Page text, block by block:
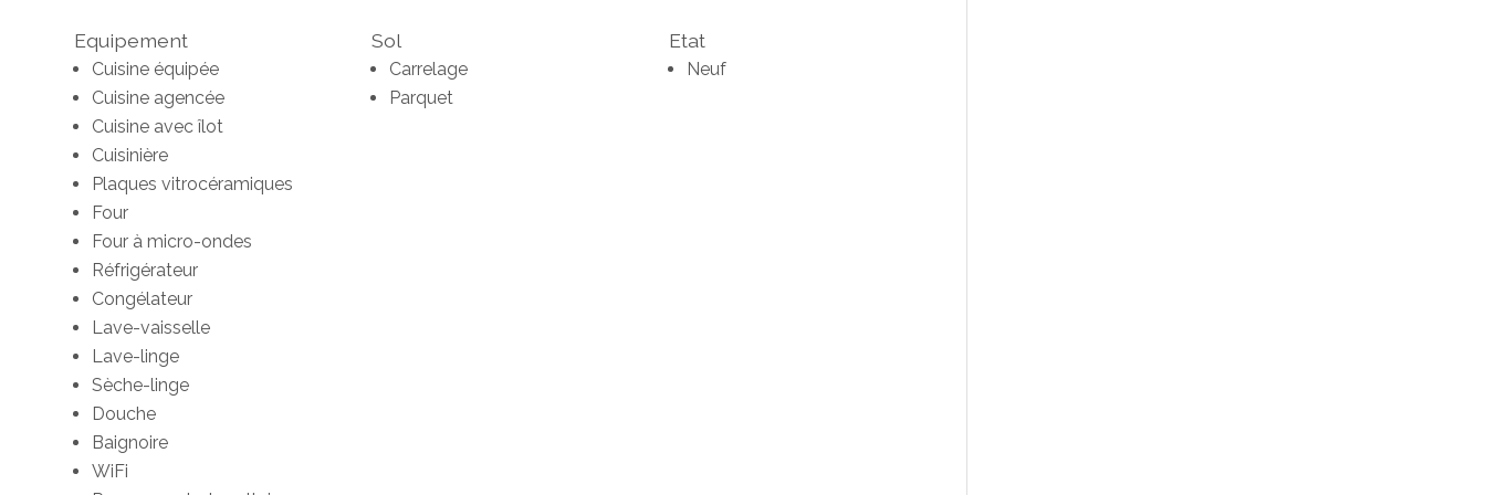
Equipement
Cuisine équipée
Cuisine agencée
Cuisine avec îlot
Cuisinière
Plaques vitrocéramiques
Four
Four à micro-ondes
Réfrigérateur
Congélateur
Lave-vaisselle
Lave-linge
Sèche-linge
Douche
Baignoire
WiFi
Sol
Carrelage
Parquet
Etat
Neuf